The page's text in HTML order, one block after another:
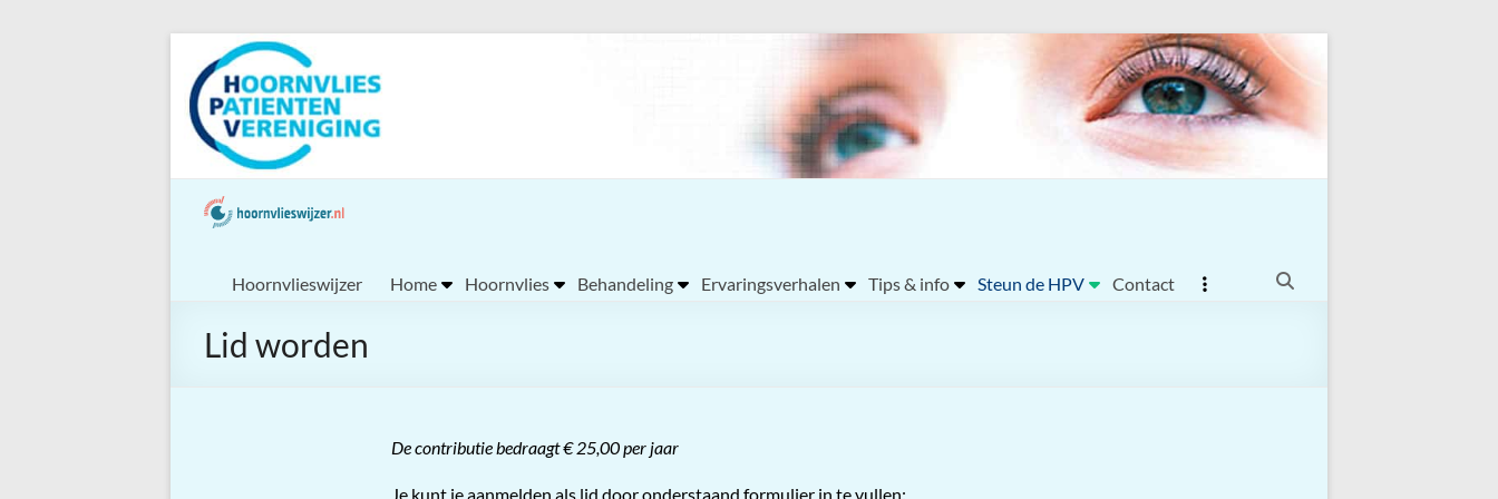
naar
inhoud
Hoornvlieswijzer Home Hoornvlies Behandeling Ervaringsverhalen Tips & info Steun de HPV Contact
Lid worden
De contributie bedraagt € 25,00 per jaar
Je kunt je aanmelden als lid door onderstaand formulier in te vullen: